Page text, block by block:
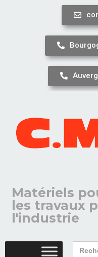
Matériels
les travaux
l'industrie
for: